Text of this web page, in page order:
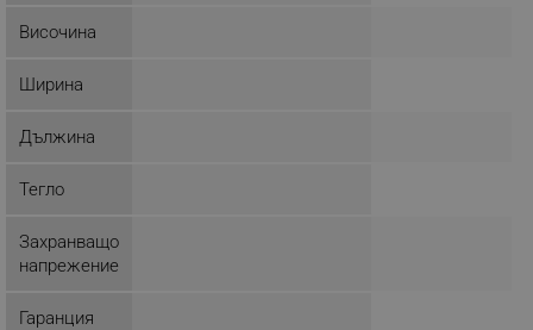
Височина
Ширина
Дължина
Тегло
Захранващо
напрежение
Гаранция